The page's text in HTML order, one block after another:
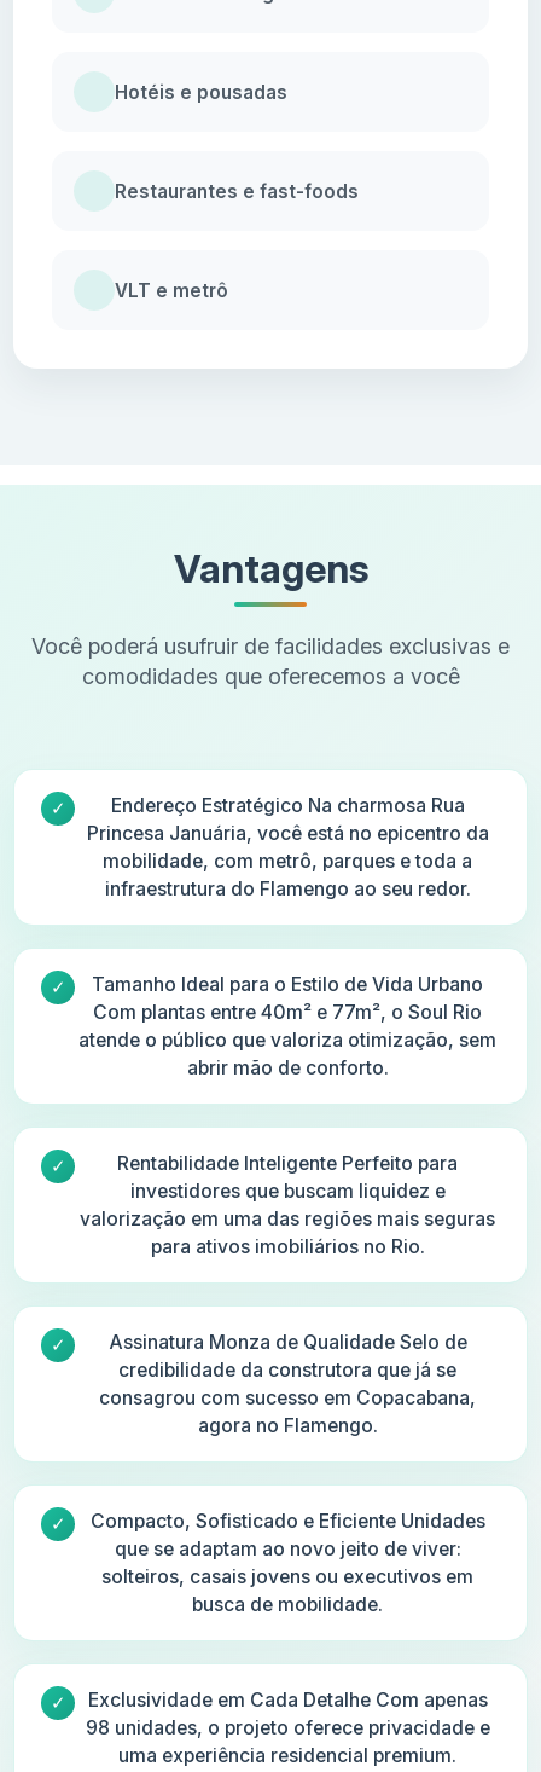
Hotéis e pousadas
Restaurantes e fast-foods
VLT e metrô
Vantagens
Você poderá usufruir de facilidades exclusivas e
comodidades que oferecemos a você
Endereço Estratégico Na charmosa Rua
Princesa Januária, você está no epicentro da
mobilidade, com metrô, parques e toda a
infraestrutura do Flamengo ao seu redor.
Tamanho Ideal para o Estilo de Vida Urbano
Com plantas entre 40m² e 77m², o Soul Rio
atende o público que valoriza otimização, sem
abrir mão de conforto.
Rentabilidade Inteligente Perfeito para
investidores que buscam liquidez e
valorização em uma das regiões mais seguras
para ativos imobiliários no Rio.
Assinatura Monza de Qualidade Selo de
credibilidade da construtora que já se
consagrou com sucesso em Copacabana,
agora no Flamengo.
Compacto, Sofisticado e Eficiente Unidades
que se adaptam ao novo jeito de viver:
solteiros, casais jovens ou executivos em
busca de mobilidade.
Exclusividade em Cada Detalhe Com apenas
98 unidades, o projeto oferece privacidade e
uma experiência residencial premium.